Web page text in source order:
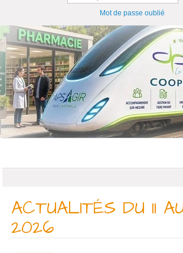
Mot de passe oublié
ACTUALITÉS DU 11
2026